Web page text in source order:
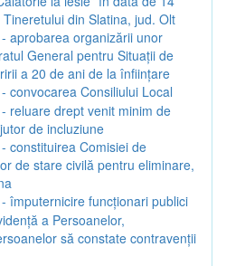
din Slatina, jud. Olt
aprobarea organizării unor
General pentru Situații de
a 20 de ani de la înființare
convocarea Consiliului Local
reluare drept venit minim de
de incluziune
constituirea Comisiei de
de stare civilă pentru eliminare,
împuternicire funcționari publici
a Persoanelor,
să constate contravenții